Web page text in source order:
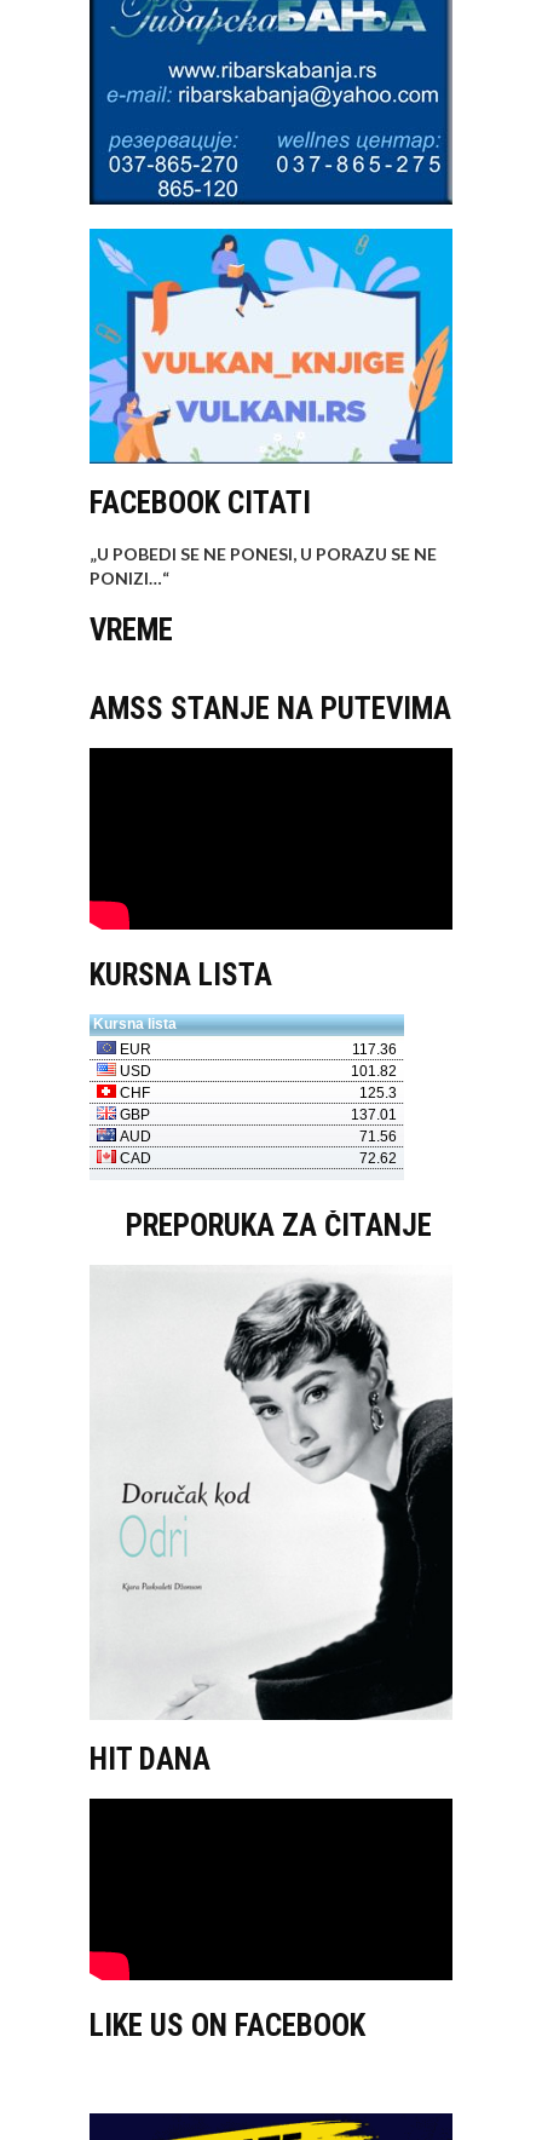
FACEBOOK CITATI
„U POBEDI SE NE PONESI, U PORAZU SE NE
PONIZI…“
VREME
AMSS STANJE NA PUTEVIMA
KURSNA LISTA
PREPORUKA ZA ČITANJE
HIT DANA
LIKE US ON FACEBOOK